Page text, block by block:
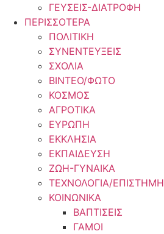
ΓΕΥΣΕΙΣ-ΔΙΑΤΡΟΦΗ
ΠΕΡΙΣΣΟΤΕΡΑ
ΠΟΛΙΤΙΚΗ
ΣΥΝΕΝΤΕΥΞΕΙΣ
ΣΧΟΛΙΑ
ΒΙΝΤΕΟ/ΦΩΤΟ
ΚΟΣΜΟΣ
ΑΓΡΟΤΙΚΑ
ΕΥΡΩΠΗ
ΕΚΚΛΗΣΙΑ
ΕΚΠΑΙΔΕΥΣΗ
ΖΩΗ-ΓΥΝΑΙΚΑ
ΤΕΧΝΟΛΟΓΙΑ/ΕΠΙΣΤΗΜΗ
ΚΟΙΝΩΝΙΚΑ
ΒΑΠΤΙΣΕΙΣ
ΓΑΜΟΙ